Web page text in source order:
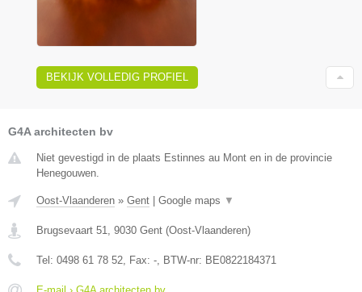
BEKIJK VOLLEDIG PROFIEL
G4A architecten bv
Niet gevestigd in de plaats Estinnes au Mont en in de provincie
Henegouwen.
Oost-Vlaanderen » Gent Google maps ▼
Brugsevaart 51, 9030 Gent (Oost-Vlaanderen)
Tel: 0498 61 78 52, Fax: -, BTW-nr: BE0822184371